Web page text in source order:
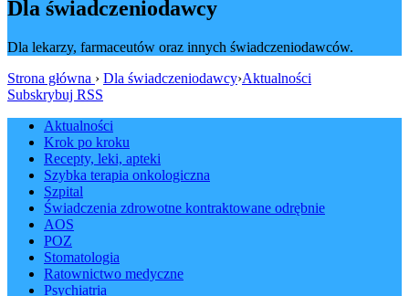
Dla świadczeniodawcy
Dla lekarzy, farmaceutów oraz innych świadczeniodawców.
Strona główna › Dla świadczeniodawcy›Aktualności
Subskrybuj RSS
Aktualności
Krok po kroku
Recepty, leki, apteki
Szybka terapia onkologiczna
Szpital
Świadczenia zdrowotne kontraktowane odrębnie
AOS
POZ
Stomatologia
Ratownictwo medyczne
Psychiatria